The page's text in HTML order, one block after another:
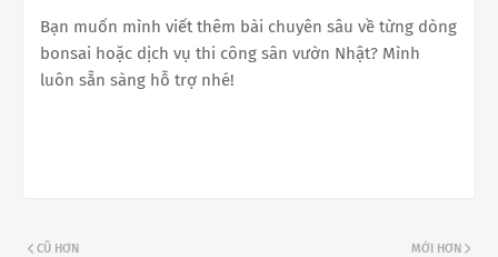
Bạn muốn mình viết thêm bài chuyên sâu về từng dòng
bonsai hoặc dịch vụ thi công sân vườn Nhật? Mình
luôn sẵn sàng hỗ trợ nhé!
MỚI HƠN
CŨ HƠN